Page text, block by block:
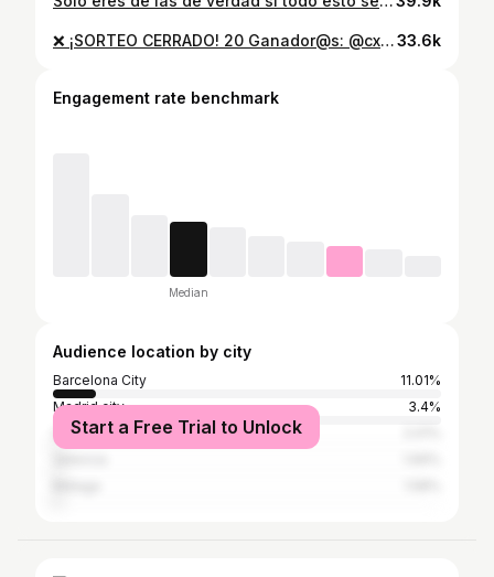
❌ ¡SORTEO CERRADO! 20 Ganador@s: @cxrlx.tx @marlaizaguirree @claudiapanyella @mariiaggoonzalezz @laura_bd98 @yasmina98 @evvaalonso_ @ebeca20 @alexandra_sm93 @annaserra13_ @zarucaa @noisita @estrella_hdez19 @zafrii.14 @amandit_amm @pauula.cn @siirenadm @lorenlur @alexandra_8103 @nuriagomez27_ ¿QUIÉN QUIERE UNA? Necesitaba devolveros todo el cariño que me dais cada día y en todas las plataformas, y yo sé (por que ya os conozco), que esto es de las cosas que más os gustan 😍. Han sido meses guardando y llenando cajones interminables, pero por fin ha llegado el momento… LAS BEAUTY BOX DE LA ALBI YA ESTÁN LISTAS PARA 20 DE VOSOTRAS 💖🙌🏽🫣 (Las ganadoras entenderéis cuando recibáis la caja, lo de las: #BeautyBoxdelaAlbi, pero de momento, aquí lo dejo)… 😛💖 Para participar: • Sígueme @albaalvarezzz • Dale Like a esta publicación ❤️ • Comenta etiquetando a una amiga 👯‍♀️ (puedes participar todas las veces que quieras). ⭐️ Punto extra: comparte este post en tus historias y etiquétame para tener más oportunidades 💫 El sorteo estará activo hasta el próximo Miércoles 22 a las 21:00h. Anunciaré l@s ganador@s en este mismo post y vía IG stories 🥰. ¡Gracias por tanto siempre! 💕33.6k
Engagement rate benchmark
Median
Audience location by city
Barcelona City
11.01%
Madrid city
3.4%
Seville
Start a Free Trial to Unlock